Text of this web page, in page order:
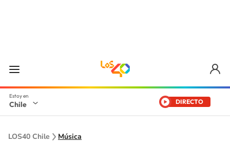
Chile DIRECTO
LOS40 Chile Música